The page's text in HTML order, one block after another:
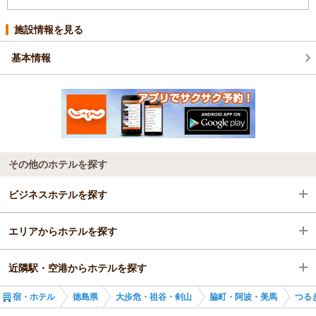
施設情報を見る
基本情報
その他のホテルを探す
ビジネスホテルを探す
徳島県
大歩危・祖谷・剣山
脇町・阿波・美馬
エリアからホテルを探す
徳島県
大歩危・祖谷・剣山
近隣駅・空港からホテルを探す
貞光駅
宿・ホテル 徳島県 大歩危・祖谷・剣山 脇町・阿波・美馬 つる